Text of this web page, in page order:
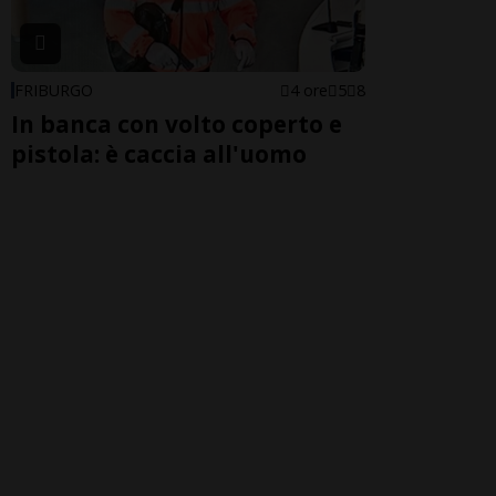
FRIBURGO 4 ore 5 8
In banca con volto coperto e
pistola: è caccia all'uomo